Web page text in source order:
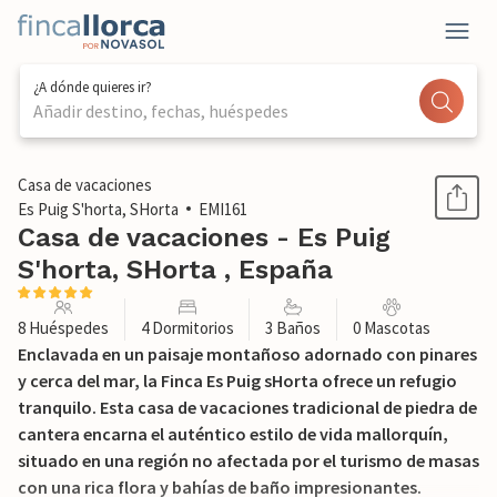
¿A dónde quieres ir?
Añadir destino, fechas, huéspedes
1 / 37
Casa de vacaciones
Es Puig S'horta, SHorta
EMI161
Casa de vacaciones - Es Puig
S'horta, SHorta , España
8 Huéspedes 4 Dormitorios 3 Baños 0 Mascotas
Enclavada en un paisaje montañoso adornado con pinares
y cerca del mar, la Finca Es Puig sHorta ofrece un refugio
tranquilo. Esta casa de vacaciones tradicional de piedra de
cantera encarna el auténtico estilo de vida mallorquín,
situado en una región no afectada por el turismo de masas
con una rica flora y bahías de baño impresionantes.